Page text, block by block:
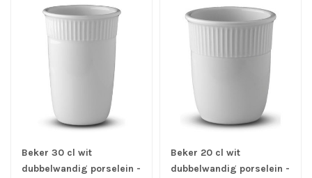
Beker 30 cl wit
dubbelwandig porselein -
Beker 20 cl wit
dubbelwandig porselein -